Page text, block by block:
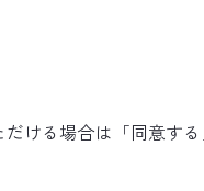
©NARITA INTERNATIONAL
ける場合は「同意す